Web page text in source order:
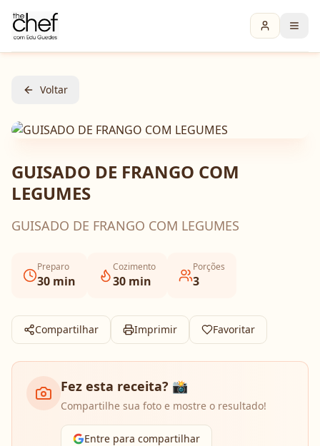
Voltar
GUISADO DE FRANGO COM
LEGUMES
GUISADO DE FRANGO COM LEGUMES
Preparo
30 min
Cozimento
30 min
Porções
3
Compartilhar Imprimir Favoritar
Fez esta receita? 📸
Compartilhe sua foto e mostre o resultado!
Entre para compartilhar